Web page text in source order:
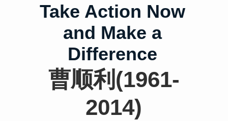
Take Action Now
and Make a
Difference
曹顺利(1961-
2014)